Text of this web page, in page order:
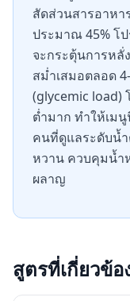
สัดส่วนสารอาห
ประมาณ 45% โป
จะกระตุ้นการห
สม่ำเสมอตลอด
(glycemic load)
ต่ำมาก ทำให้เม
คนที่ดูแลระดับน้ำ
หวาน ควบคุมน้ำ
ผลาญ
สูตรที่เกี่ยวข้อ